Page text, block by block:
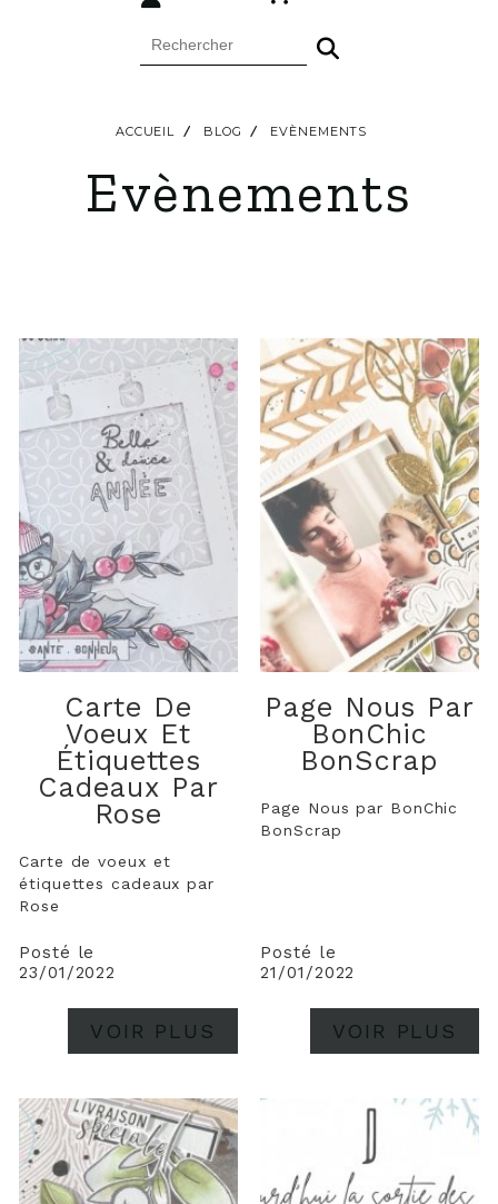
ACCUEIL BLOG EVÈNEMENTS
Evènements
Carte De
Voeux Et
Étiquettes
Cadeaux Par
Rose
Carte de voeux et
étiquettes cadeaux par
Rose
Posté le
23/01/2022
VOIR PLUS
Page Nous Par
BonChic
BonScrap
Page Nous par BonChic
BonScrap
Posté le
21/01/2022
VOIR PLUS